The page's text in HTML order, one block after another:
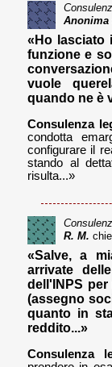
Anonima
«Ho lasciato
funzione e
vuole
quando ne è
Consulenza
condotta
configurare il
stando al
risulta...»
R. M.
«Salve, a
arrivate
dell'INPS
(assegno
quanto in
reddito...»
Consulenza